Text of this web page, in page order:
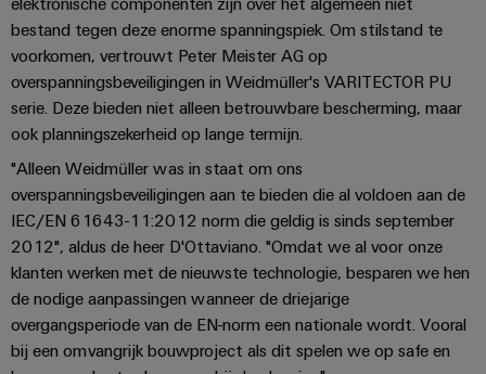
infrastructuur
Schakelkastbouw
Oplossingen
voor
de
uitdagingen
de
schakelkastbouw
Machines
Oplossingen
voor
de
diverse
sectoren
Systemen
en
oplossingen
automatisering
Energiebeheeroplossingen
IoT
en
automatiseringssoftware
solid-
state-
relais
Scheidingsversterkers
en
signaalomvormers
Voedingen
Elektronica
behuizingen
Bliksem-
en
Milieuproduct-
en/of
conformiteitsverklaringen
PSIRT
gegevens
Technische
productcatalogi
Trainingscursussen
en
webinars
de
vakpers
Onze
partners
Distributie
IIoT
and
Automation
Partner
bestand tegen deze enorme spanningspiek. Om stilstand te
voorkomen, vertrouwt Peter Meister AG op
overspanningsbeveiligingen in Weidmüller's VARITECTOR PU
serie. Deze bieden niet alleen betrouwbare bescherming, maar
ook planningszekerheid op lange termijn.
"Alleen Weidmüller was in staat om ons
overspanningsbeveiligingen aan te bieden die al voldoen aan de
IEC/EN 61643-11:2012 norm die geldig is sinds september
2012", aldus de heer D'Ottaviano. "Omdat we al voor onze
klanten werken met de nieuwste technologie, besparen we hen
de nodige aanpassingen wanneer de driejarige
overgangsperiode van de EN-norm een nationale wordt. Vooral
bij een omvangrijk bouwproject als dit spelen we op safe en